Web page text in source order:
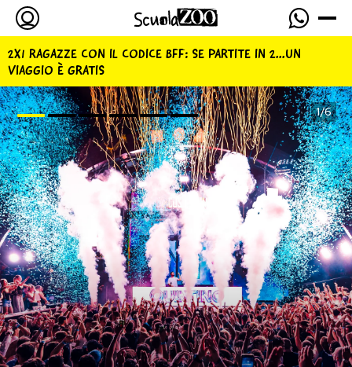
2X1 RAGAZZE CON IL CODICE BFF: SE PARTITE IN 2...UN
VIAGGIO È GRATIS
1/6